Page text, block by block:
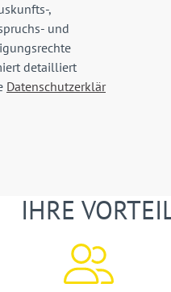
,
und
detailliert
Datenschutzerklär
IHRE